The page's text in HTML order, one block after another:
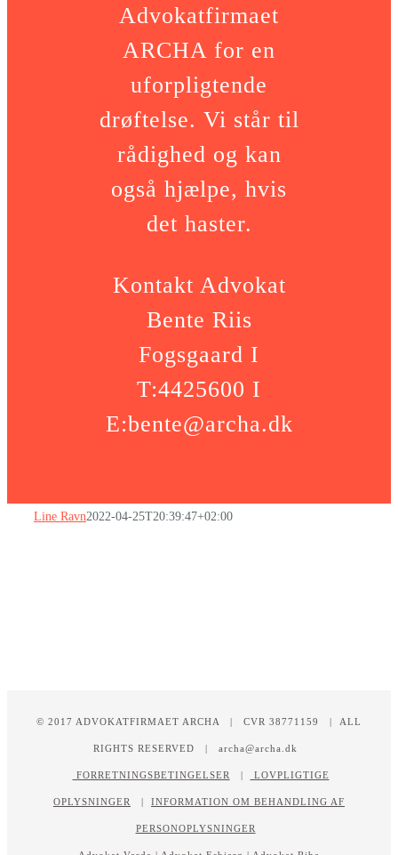
Advokatfirmaet
ARCHA for en
uforpligtende
drøftelse. Vi står til
rådighed og kan
også hjælpe, hvis
det haster.
Kontakt Advokat
Bente Riis
Fogsgaard I
T:4425600 I
E:bente@archa.dk
Line Ravn2022-04-25T20:39:47+02:00
© 2017 ADVOKATFIRMAET ARCHA | CVR 38771159 | ALL
RIGHTS RESERVED | archa@archa.dk
FORRETNINGSBETINGELSER | LOVPLIGTIGE
OPLYSNINGER | INFORMATION OM BEHANDLING AF
PERSONOPLYSNINGER